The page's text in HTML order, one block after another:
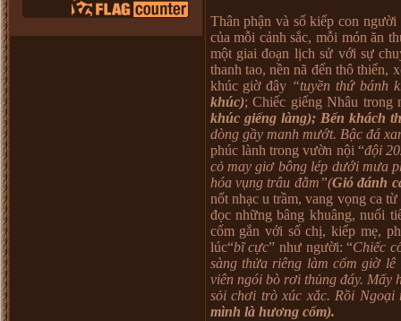
Thân phận và số kiếp con
của mỗi cảnh sắc, mỗi món ăn
một giai đoạn lịch sử với sự
thanh tao, nền nã đến thô thiển,
khúc giờ đây “tuyền thứ bánh
khúc); Chiếc giếng Nhâu
khúc giếng làng); Bến khách
dòng gầy manh mướt. Bậc đá
phúc lành trong vườn nội “đội
cỏ may giơ bông lép dưới mưa
hóa vụng trâu đằm”(Gió đánh
nốt nhạc u trầm, vang vọng ca
đọc những bâng khuâng, nuối
cốm gắn với số chị, kiếp mẹ,
lúc“bĩ cực” như người: “Chiếc
sàng thửa riêng làm cốm giờ
viên ngói bò rơi thủng đáy. Mấy
sỏi chơi trò xúc xắc. Rồi Ngoại
mình là hương cốm).